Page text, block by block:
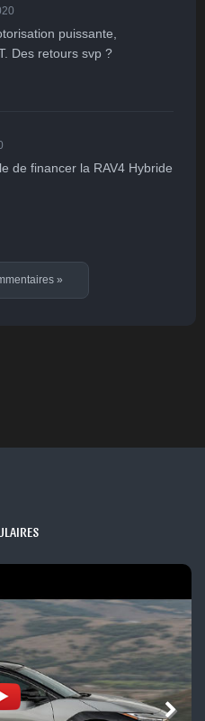
puissante,
Des retours svp ?
de financer la RAV4 Hybride
»